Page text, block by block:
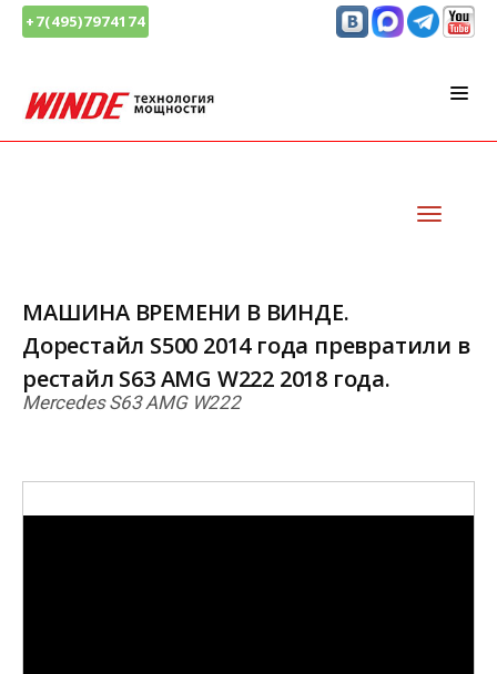
+7(495)7974174
МАШИНА ВРЕМЕНИ В ВИНДЕ.
Дорестайл S500 2014 года превратили в
рестайл S63 AMG W222 2018 года.
Mercedes S63 AMG W222